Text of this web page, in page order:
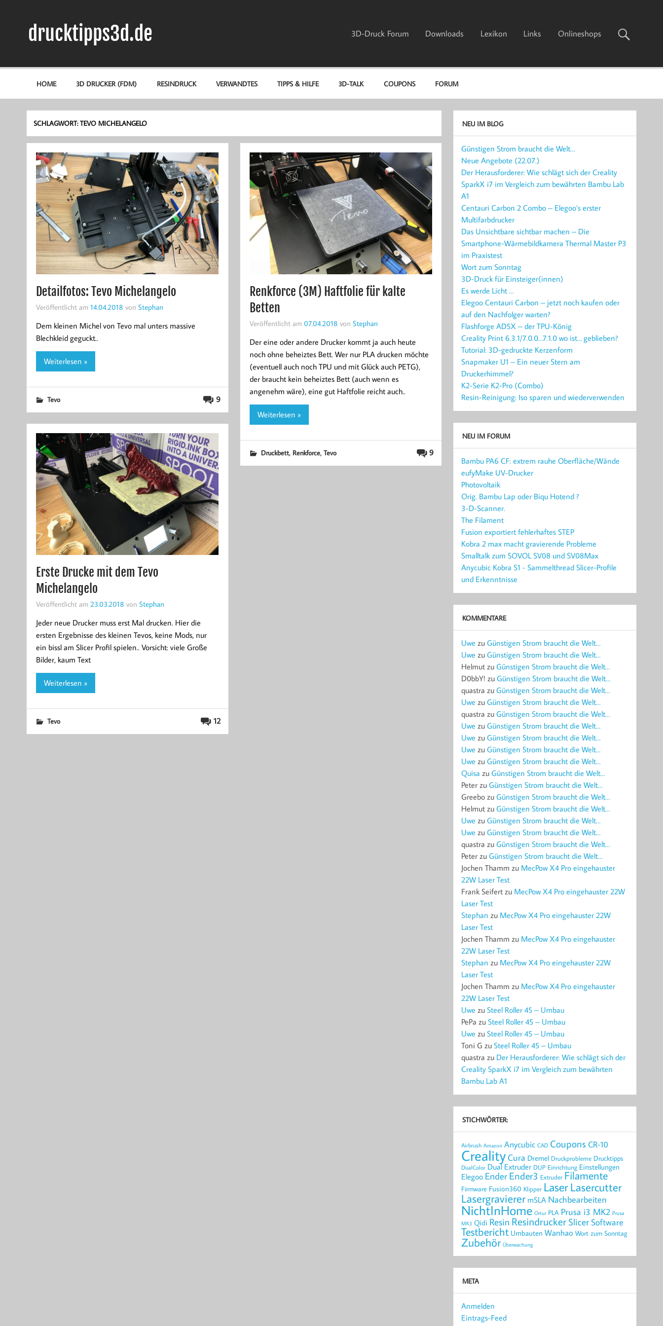
drucktipps3d.de 3D-Druck Forum Downloads Lexikon Links Onlineshops
HOME 3D DRUCKER (FDM) RESINDRUCK VERWANDTES TIPPS & HILFE 3D-TALK COUPONS FORUM
SCHLAGWORT:TEVO MICHELANGELO
Detailfotos: Tevo Michelangelo
Veröffentlicht am 14.04.2018 von Stephan
Dem kleinen Michel von Tevo mal unters massive
Blechkleid geguckt..
Weiterlesen »
9
Tevo
Renkforce (3M) Haftfolie für kalte
Betten
Veröffentlicht am 07.04.2018 von Stephan
Der eine oder andere Drucker kommt ja auch heute
noch ohne beheiztes Bett. Wer nur PLA drucken möchte
(eventuell auch noch TPU und mit Glück auch PETG),
der braucht kein beheiztes Bett (auch wenn es
angenehm wäre), eine gut Haftfolie reicht auch..
Weiterlesen »
9
Druckbett, Renkforce, Tevo
Erste Drucke mit dem Tevo
Michelangelo
Veröffentlicht am 23.03.2018 von Stephan
Jeder neue Drucker muss erst Mal drucken. Hier die
ersten Ergebnisse des kleinen Tevos, keine Mods, nur
ein bissl am Slicer Profil spielen.. Vorsicht: viele Große
Bilder, kaum Text
Weiterlesen »
12
Tevo
NEU IM BLOG
Günstigen Strom braucht die Welt…
Neue Angebote (22.07.)
Der Herausforderer: Wie schlägt sich der Creality
SparkX i7 im Vergleich zum bewährten Bambu Lab
A1
Centauri Carbon 2 Combo – Elegoo’s erster
Multifarbdrucker
Das Unsichtbare sichtbar machen – Die
Smartphone-Wärmebildkamera Thermal Master P3
im Praxistest
Wort zum Sonntag
3D-Druck für Einsteiger(innen)
Es werde Licht …
Elegoo Centauri Carbon – jetzt noch kaufen oder
auf den Nachfolger warten?
Flashforge AD5X – der TPU-König
Creality Print 6.3.1/7.0.0…7.1.0 wo ist… geblieben?
Tutorial: 3D-gedruckte Kerzenform
Snapmaker U1 – Ein neuer Stern am
Druckerhimmel?
K2-Serie K2-Pro (Combo)
Resin-Reinigung: Iso sparen und wiederverwenden
NEU IM FORUM
Bambu PA6 CF: extrem rauhe Oberfläche/Wände
eufyMake UV-Drucker
Photovoltaik
Orig. Bambu Lap oder Biqu Hotend ?
3-D-Scanner.
The Filament
Fusion exportiert fehlerhaftes STEP
Kobra 2 max macht gravierende Probleme
Smalltalk zum SOVOL SV08 und SV08Max
Anycubic Kobra S1 - Sammelthread Slicer-Profile
und Erkenntnisse
KOMMENTARE
Uwe zuGünstigen Strom braucht die Welt…
Uwe zuGünstigen Strom braucht die Welt…
Helmut zuGünstigen Strom braucht die Welt…
D0bbY! zuGünstigen Strom braucht die Welt…
quastra zuGünstigen Strom braucht die Welt…
Uwe zuGünstigen Strom braucht die Welt…
quastra zuGünstigen Strom braucht die Welt…
Uwe zuGünstigen Strom braucht die Welt…
Uwe zuGünstigen Strom braucht die Welt…
Uwe zuGünstigen Strom braucht die Welt…
Uwe zuGünstigen Strom braucht die Welt…
Quisa zuGünstigen Strom braucht die Welt…
Peter zuGünstigen Strom braucht die Welt…
Greebo zuGünstigen Strom braucht die Welt…
Helmut zuGünstigen Strom braucht die Welt…
Uwe zuGünstigen Strom braucht die Welt…
Uwe zuGünstigen Strom braucht die Welt…
quastra zuGünstigen Strom braucht die Welt…
Peter zuGünstigen Strom braucht die Welt…
Jochen Thamm zu MecPow X4 Pro eingehauster
22W Laser Test
Frank Seifert zu MecPow X4 Pro eingehauster 22W
Laser Test
Stephan zu MecPow X4 Pro eingehauster 22W
Laser Test
Jochen Thamm zu MecPow X4 Pro eingehauster
22W Laser Test
Stephan zu MecPow X4 Pro eingehauster 22W
Laser Test
Jochen Thamm zu MecPow X4 Pro eingehauster
22W Laser Test
Uwe zuSteel Roller 45 – Umbau
PePa zuSteel Roller 45 – Umbau
Uwe zuSteel Roller 45 – Umbau
Toni G zuSteel Roller 45 – Umbau
quastra zu Der Herausforderer: Wie schlägt sich der
Creality SparkX i7 im Vergleich zum bewährten
Bambu Lab A1
STICHWÖRTER:
Airbrush Amazon Anycubic CAD Coupons CR-10
Creality Cura Dremel Druckprobleme Drucktipps
DualColor Dual Extruder DUP Einrichtung Einstellungen
Elegoo Ender Ender3 Extruder Filamente
Firmware Fusion360 Klipper LaserLasercutter
Lasergravierer mSLA Nachbearbeiten
NichtInHome Ortur PLA Prusa i3 MK2 Prusa
MK3 Qidi Resin Resindrucker SlicerSoftware
Testbericht Umbauten Wanhao Wort zum Sonntag
Zubehör Überwachung
META
Anmelden
Eintrags-Feed